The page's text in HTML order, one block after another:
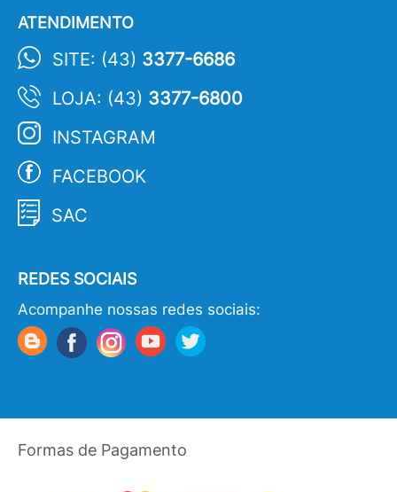
ATENDIMENTO
SITE: (43) 3377-6686
LOJA: (43) 3377-6800
INSTAGRAM
FACEBOOK
SAC
REDES SOCIAIS
Acompanhe nossas redes sociais:
Formas de Pagamento